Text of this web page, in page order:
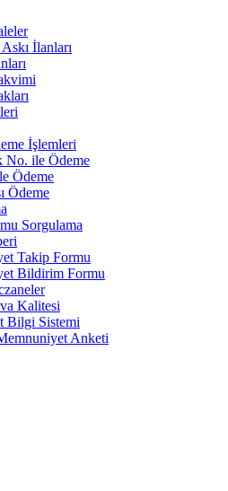
İlanları
İşlemleri
ile Ödeme
Ödeme
Ödeme
Sorgulama
Takip Formu
Bildirim Formu
Kalitesi
Bilgi Sistemi
Anketi